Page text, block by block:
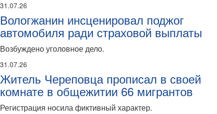
31.07.26
Вологжанин инсценировал поджог
автомобиля ради страховой выплаты
Возбуждено уголовное дело.
31.07.26
Житель Череповца прописал в своей
комнате в общежитии 66 мигрантов
Регистрация носила фиктивный характер.